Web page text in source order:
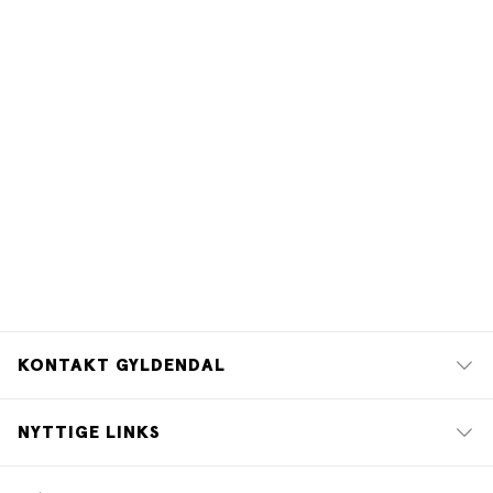
KONTAKT GYLDENDAL
NYTTIGE LINKS